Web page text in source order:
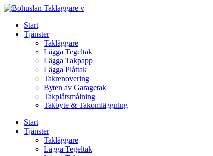
Skip
contentStart
Tjänster
Takläggare
Lägga Tegeltak
Lägga Takpapp
Lägga Plåttak
Takrenovering
Byten av Garagetak
Takplåtsmålning
Takbyte & Takomläggning
Start
Tjänster
Takläggare
Lägga Tegeltak